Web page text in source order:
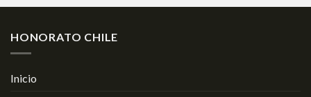
HONORATO CHILE
Inicio